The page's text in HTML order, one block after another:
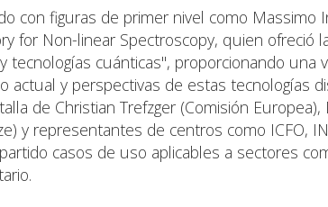
con figuras de primer nivel como Massimo
for Non-linear Spectroscopy, quien ofreció
tecnologías cuánticas", proporcionando una
actual y perspectivas de estas tecnologías
de Christian Trefzger (Comisión Europea),
y representantes de centros como ICFO,
casos de uso aplicables a sectores